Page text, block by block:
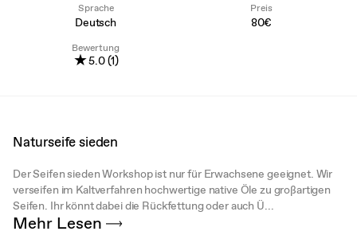
Sprache
Deutsch
Preis
80€
Bewertung
★5.0 (1)
Naturseife sieden
Der Seifen sieden Workshop ist nur für Erwachsene geeignet. Wir
verseifen im Kaltverfahren hochwertige native Öle zu großartigen
Seifen. Ihr könnt dabei die Rückfettung oder auch Ü...
Mehr Lesen